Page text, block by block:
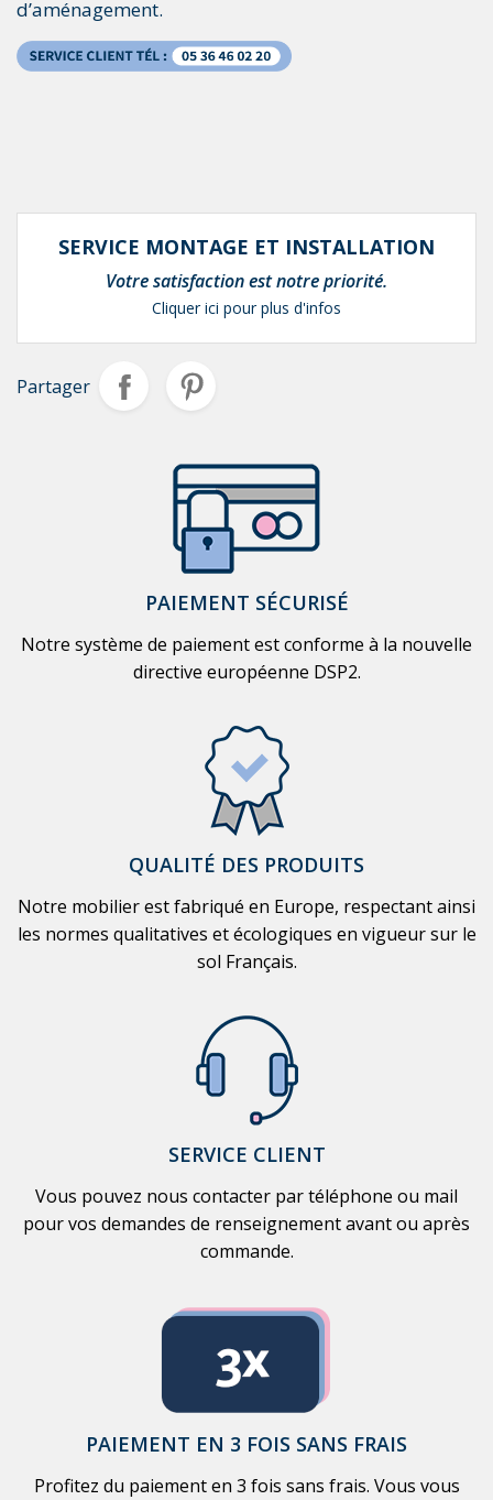
d’aménagement.
SERVICE MONTAGE ET INSTALLATION
Votre satisfaction est notre priorité.
Cliquer ici pour plus d'infos
Partager
PAIEMENT SÉCURISÉ
Notre système de paiement est conforme à la nouvelle
directive européenne DSP2.
QUALITÉ DES PRODUITS
Notre mobilier est fabriqué en Europe, respectant ainsi
les normes qualitatives et écologiques en vigueur sur le
sol Français.
SERVICE CLIENT
Vous pouvez nous contacter par téléphone ou mail
pour vos demandes de renseignement avant ou après
commande.
PAIEMENT EN 3 FOIS SANS FRAIS
Profitez du paiement en 3 fois sans frais. Vous vous